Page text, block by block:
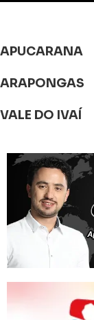
APUCARANA
ARAPONGAS
VALE DO IVAÍ